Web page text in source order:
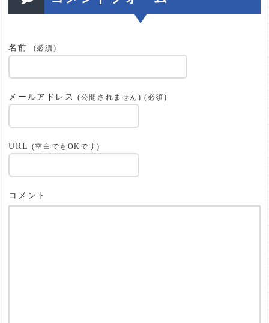
名前 (必須)
メールアドレス(公開されません) (必須)
URL (空白でもOKです)
コメント